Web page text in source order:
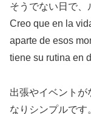
そうでない日で、
Creo que en la
aparte de esos
tiene su rutina en
出張やイベント
なりシンプルです